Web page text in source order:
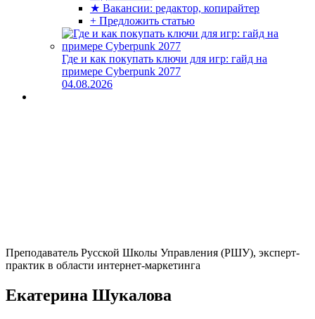
★ Вакансии: редактор, копирайтер
+ Предложить статью
Где и как покупать ключи для игр: гайд на
примере Cyberpunk 2077
04.08.2026
Преподаватель Русской Школы Управления (РШУ), эксперт-
практик в области интернет-маркетинга
Екатерина Шукалова